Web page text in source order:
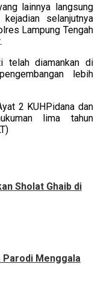
lainnya langsung
selanjutnya
Lampung Tengah
telah diamankan di
lebih
2 KUHPidana dan
lima tahun
Sholat Ghaib di
Menggala